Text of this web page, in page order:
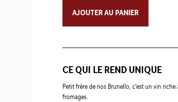
AJOUTER AU PANIER
CE QUI LE REND UNIQUE
Petit frère de nos Brunello, c'est un vin
fromages.